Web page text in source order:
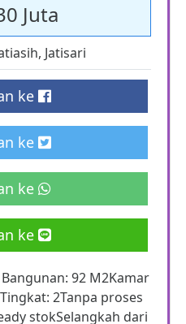
Juta
, Jatisari
ke
ke
ke
ke
92 M2Kamar
2Tanpa proses
stokSelangkah dari